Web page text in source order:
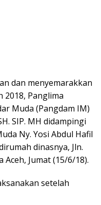
dan menyemarakkan
2018, Panglima
Muda (Pangdam IM)
SIP. MH didampingi
Ny. Yosi Abdul Hafil
dinasnya, Jln.
Jumat (15/6/18).
setelah